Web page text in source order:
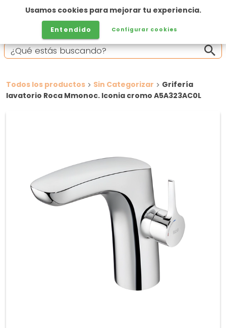
Todos los productos Sin Categorizar
Grifería
lavatorio Roca Mmonoc. Iconia cromo A5A323AC0L
Usamos cookies para mejorar tu experiencia.
Entendido Configurar cookies